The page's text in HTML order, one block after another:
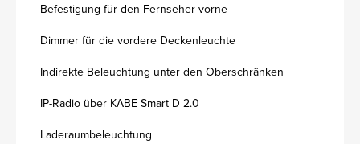
Befestigung für den Fernseher vorne
Dimmer für die vordere Deckenleuchte
Indirekte Beleuchtung unter den Oberschränken
IP-Radio über KABE Smart D 2.0
Laderaumbeleuchtung